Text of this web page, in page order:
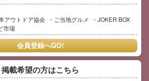
アウトドア協会 ご当地グルメ
JOKER BOX
市場
会員登録へGO!
掲載希望の方はこちら